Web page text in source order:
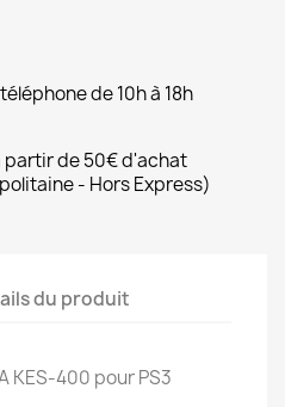
de 10h à 18h
partir de 50€ d'achat
- Hors Express)
du produit
KES-400 pour PS3